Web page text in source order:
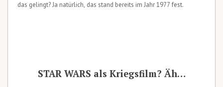
das gelingt? Ja natürlich, das stand bereits im Jahr 1977 fest.
STAR WARS als Kriegsfilm? Äh…